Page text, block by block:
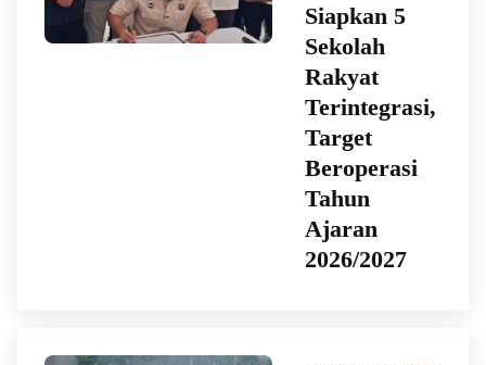
Siapkan 5
Sekolah
Rakyat
Terintegrasi,
Target
Beroperasi
Tahun
Ajaran
2026/2027